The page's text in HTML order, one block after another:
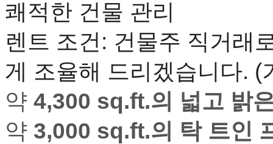
채
팅
돔
클
DOMCLUB.top
머
판
북
토
쾌적한 건물 관리
렌트 조건: 건물주 직거래
게
조율해 드리겠습니다. (
약 4,300 sq.ft.의 넓고 밝
약 3,000 sq.ft.의 탁 트인